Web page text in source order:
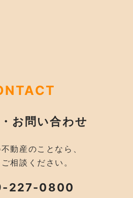
お問い合わせ
動産のことなら、
相談ください。
227-0800